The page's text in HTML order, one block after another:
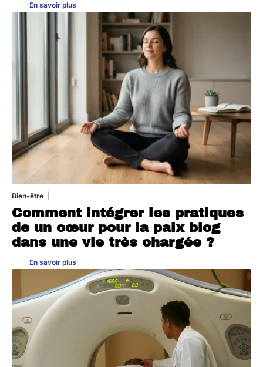
En savoir plus
Bien-être
Comment intégrer les pratiques
de un cœur pour la paix blog
dans une vie très chargée ?
En savoir plus